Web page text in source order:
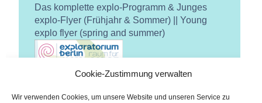
Cookie-Zustimmung verwalten
Wir verwenden Cookies, um unsere Website und unseren Service zu
Das komplette explo-Programm & Junges
explo-Flyer (Frühjahr & Sommer) || Young
explo flyer (spring and summer)